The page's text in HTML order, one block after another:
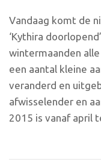
Vandaag komt de
‘Kythira
wintermaanden
een aantal kleine
veranderd en
afwisselender en
2015 is vanaf april